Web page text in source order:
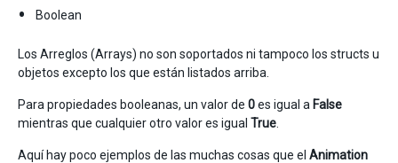
Boolean
Los Arreglos (Arrays) no son soportados ni tampoco los structs u
objetos excepto los que están listados arriba.
Para propiedades booleanas, un valor de 0es igual a False
mientras que cualquier otro valor es igual True
Aquí hay poco ejemplos de las muchas cosas que el Animation